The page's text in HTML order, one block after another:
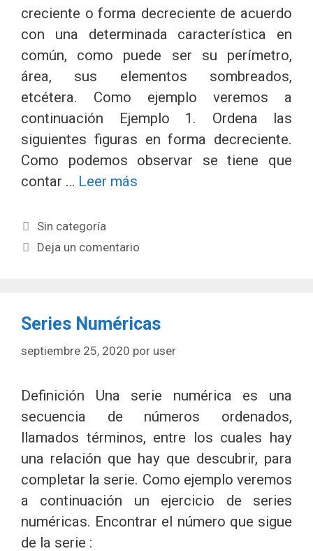
creciente o forma decreciente de acuerdo
con una determinada característica en
común, como puede ser su perímetro,
área, sus elementos sombreados,
etcétera. Como ejemplo veremos a
continuación Ejemplo 1. Ordena las
siguientes figuras en forma decreciente.
Como podemos observar se tiene que
contar … Leer más
Categorías
Sin categoría
Deja un comentario
Series Numéricas
septiembre 25, 2020 por user
Definición Una serie numérica es una
secuencia de números ordenados,
llamados términos, entre los cuales hay
una relación que hay que descubrir, para
completar la serie. Como ejemplo veremos
a continuación un ejercicio de series
numéricas. Encontrar el número que sigue
de la serie :